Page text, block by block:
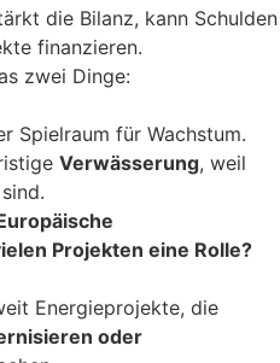
die Bilanz, kann Schulden
finanzieren.
zwei Dinge:
Spielraum für Wachstum.
Verwässerung, weil
Projekten eine Rolle?
Energieprojekte, die
oder